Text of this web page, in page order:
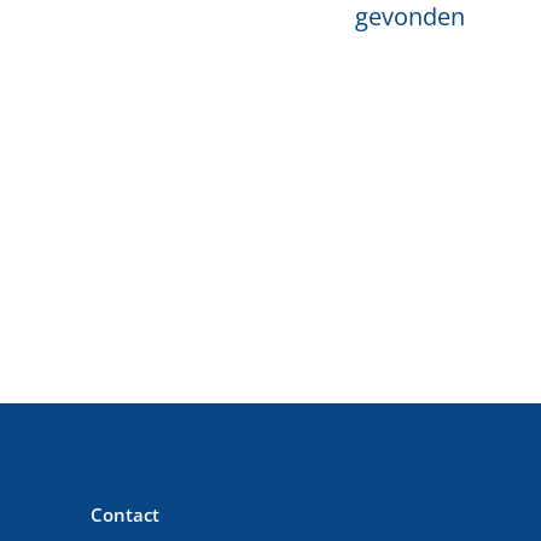
gevonden
Contact